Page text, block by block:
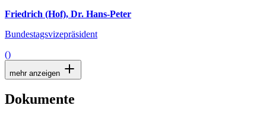
Friedrich (Hof), Dr. Hans-Peter
Bundestagsvizepräsident
()
mehr anzeigen
Dokumente